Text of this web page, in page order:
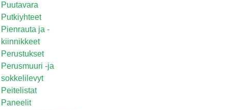
Puutavara
Putkiyhteet
Pienrauta ja -
kiinnikkeet
Perustukset
Perusmuuri -ja
sokkelilevyt
Peitelistat
Paneelit